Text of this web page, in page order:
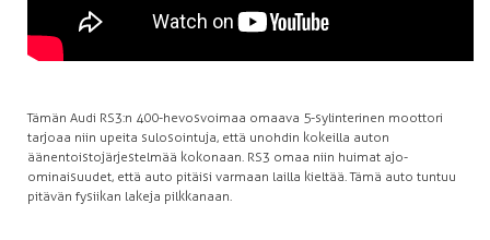
Tämän Audi RS3:n 400-hevosvoimaa omaava 5-sylinterinen moottori
tarjoaa niin upeita sulosointuja, että unohdin kokeilla auton
äänentoistojärjestelmää kokonaan. RS3 omaa niin huimat ajo-
ominaisuudet, että auto pitäisi varmaan lailla kieltää. Tämä auto tuntuu
pitävän fysiikan lakeja pilkkanaan.